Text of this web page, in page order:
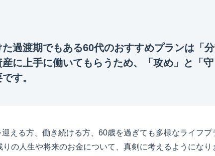
過渡期でもある60代のおすすめプランは「
に上手に働いてもらうため、「攻め」と「
す。
える方、働き続ける方、60歳を過ぎても多様なライフプ
の人生や将来のお金について、真剣に考えるようにな